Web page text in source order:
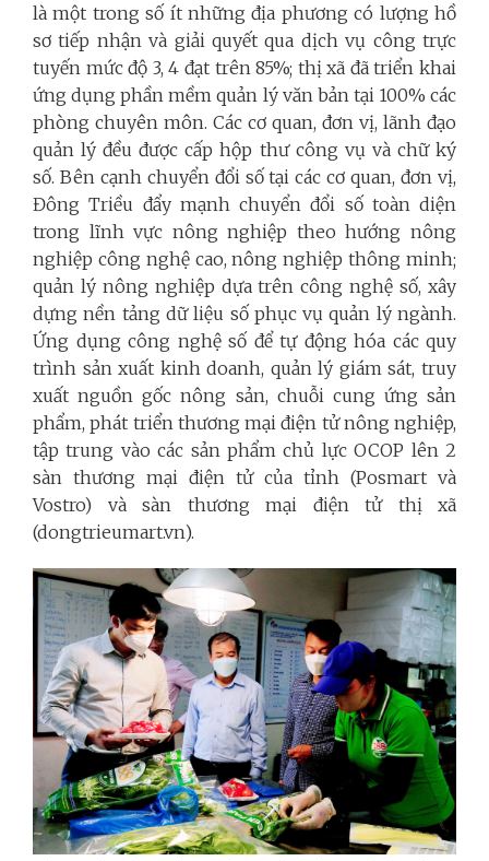
là một trong số ít những địa phương có lượng hồ
sơ tiếp nhận và giải quyết qua dịch vụ công trực
tuyến mức độ 3, 4 đạt trên 85%; thị xã đã triển khai
ứng dụng phần mềm quản lý văn bản tại 100% các
phòng chuyên môn. Các cơ quan, đơn vị, lãnh đạo
quản lý đều được cấp hộp thư công vụ và chữ ký
số. Bên cạnh chuyển đổi số tại các cơ quan, đơn vị,
Đông Triều đẩy mạnh chuyển đổi số toàn diện
trong lĩnh vực nông nghiệp theo hướng nông
nghiệp công nghệ cao, nông nghiệp thông minh;
quản lý nông nghiệp dựa trên công nghệ số, xây
dựng nền tảng dữ liệu số phục vụ quản lý ngành.
Ứng dụng công nghệ số để tự động hóa các quy
trình sản xuất kinh doanh, quản lý giám sát, truy
xuất nguồn gốc nông sản, chuỗi cung ứng sản
phẩm, phát triển thương mại điện tử nông nghiệp,
tập trung vào các sản phẩm chủ lực OCOP lên 2
sàn thương mại điện tử của tỉnh (Posmart và
Vostro) và sàn thương mại điện tử thị xã
(dongtrieumart.vn).